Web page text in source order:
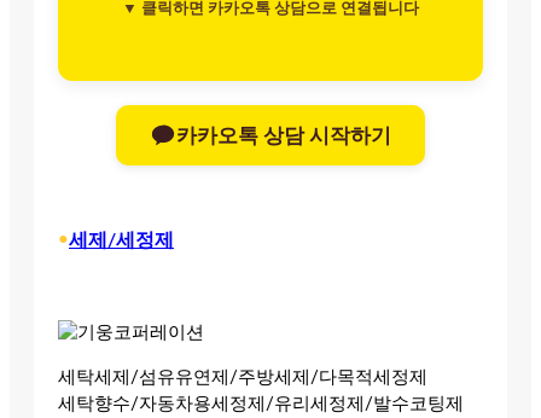
▼ 클릭하면 카카오톡 상담으로 연결됩니다
카카오톡 상담 시작하기
•세제/세정제
세탁세제/섬유유연제/주방세제/다목적세정제
세탁향수/자동차용세정제/유리세정제/발수코팅제